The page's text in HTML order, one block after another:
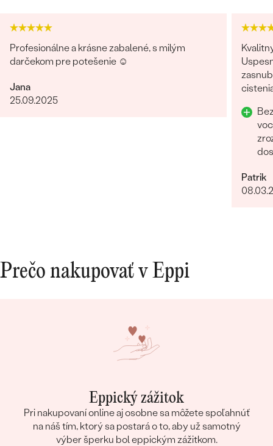
Profesionálne a krásne zabalené, s milým
darčekom pre potešenie ☺️
Jana
25.09.2025
Patrik
Prečo nakupovať v Eppi
Eppický zážitok
Pri nakupovaní online aj osobne sa môžete spoľahnúť
na náš tím, ktorý sa postará o to, aby už samotný
výber šperku bol eppickým zážitkom.